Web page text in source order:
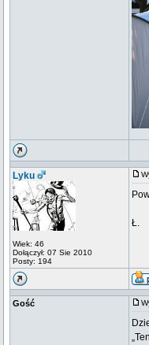
Lyku
Wiek: 46
Dołączył: 07 Sie 2010
Posty: 194
Ł.
Gość